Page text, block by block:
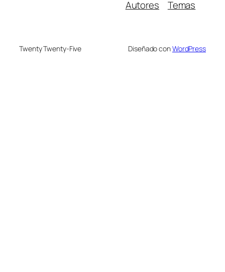
Autores
Temas
Twenty Twenty-Five Diseñado conWordPress